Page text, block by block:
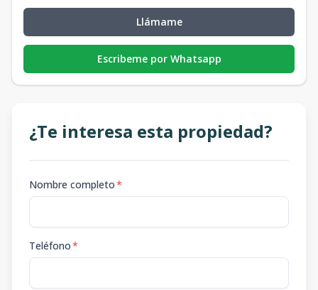
Llámame
Escribeme por Whatsapp
¿Te interesa esta propiedad?
Nombre completo*
Teléfono*